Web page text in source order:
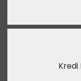
Kredi